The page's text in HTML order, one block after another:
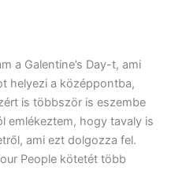
a Galentine’s Day-t, ami
helyezi a középpontba,
is többször is eszembe
emlékeztem, hogy tavaly is
ami ezt dolgozza fel.
People kötetét több